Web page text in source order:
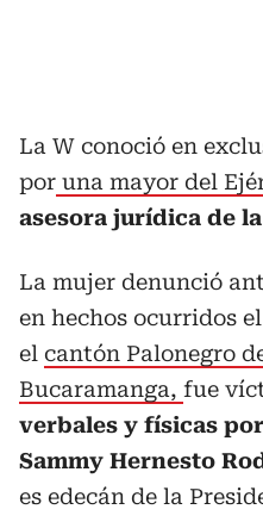
La W conoció en
por una mayor del
asesora jurídica de
La mujer denunció
en hechos ocurridos
el cantón Palonegro
Bucaramanga, fue
verbales y físicas
Sammy Hernesto
es edecán de la